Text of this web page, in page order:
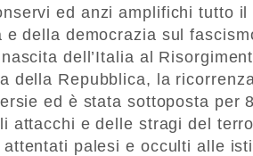
ed anzi amplifichi tutto
e della democrazia sul
dell’Italia al
della Repubblica, la
ed è stata sottoposta per
attacchi e delle stragi del
palesi e occulti alle